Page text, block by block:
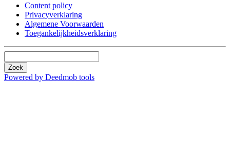
Content policy
Privacyverklaring
Algemene Voorwaarden
Toegankelijkheidsverklaring
Zoek
Powered by Deedmob tools